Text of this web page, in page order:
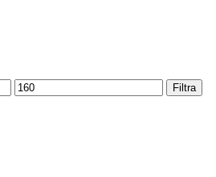
Prezzo
Max
Filtra